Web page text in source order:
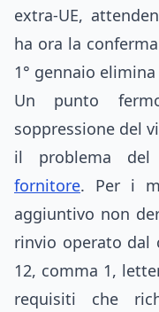
extra-UE,
ha ora la
1° gennaio
Un punto
soppressione del
il problema del
fornitore. Per i
aggiuntivo non
rinvio operato dal
12, comma 1,
requisiti che